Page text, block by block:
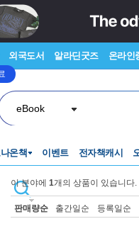
외국도서 알라딘굿즈 온라인
eBook
온책 이벤트 전자책캐시
이 분야에 1개의 상품이 있습니다.
판매량순 출간일순 등록일순